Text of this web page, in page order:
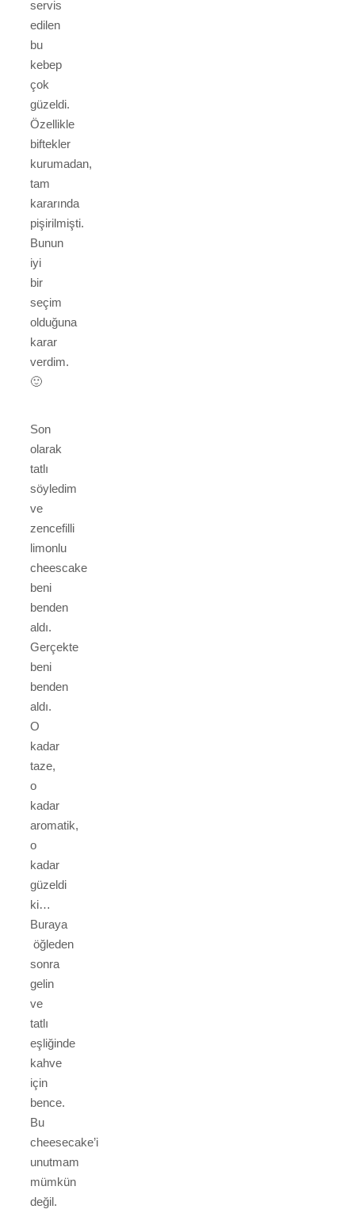
servis
edilen
bu
kebep
çok
güzeldi.
Özellikle
biftekler
kurumadan,
tam
kararında
pişirilmişti.
Bunun
iyi
bir
seçim
olduğuna
karar
verdim.
🙂
Son
olarak
tatlı
söyledim
ve
zencefilli
limonlu
cheescake
beni
benden
aldı.
Gerçekte
beni
benden
aldı.
O
kadar
taze,
o
kadar
aromatik,
o
kadar
güzeldi
ki…
Buraya
öğleden
sonra
gelin
ve
tatlı
eşliğinde
kahve
için
bence.
Bu
cheesecake’i
unutmam
mümkün
değil.